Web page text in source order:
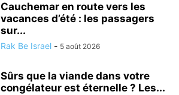
Cauchemar en route vers les
vacances d’été : les passagers
sur...
Rak Be Israel - 5 août 2026
Sûrs que la viande dans votre
congélateur est éternelle ? Les...